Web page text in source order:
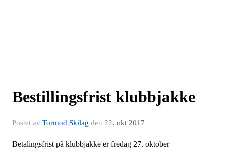
Bestillingsfrist klubbjakke
Postet av Tormod Skilag den 22. okt 2017
Betalingsfrist på klubbjakke er fredag 27. oktober